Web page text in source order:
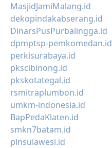
MasjidJamiMalang.id
dekopindakabserang.id
DinarsPusPurbalingga.id
dpmptsp-pemkomedan.id
perkisurabaya.id
pkscibinong.id
pkskotategal.id
rsmitraplumbon.id
umkm-indonesia.id
BapPedaKlaten.id
smkn7batam.id
plnsulawesi.id